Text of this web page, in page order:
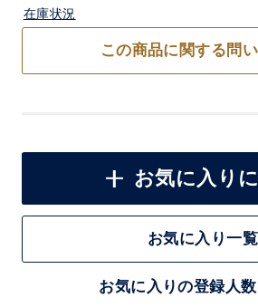
在庫状況
この商品に関する問
お気に入り
お気に入り一覧
お気に入りの登録人